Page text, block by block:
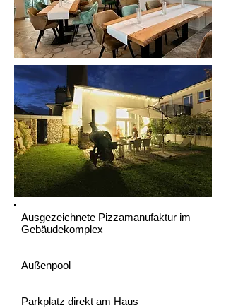
Ausgezeichnete Pizzamanufaktur im
Gebäudekomplex
Außenpool
Parkplatz direkt am Haus